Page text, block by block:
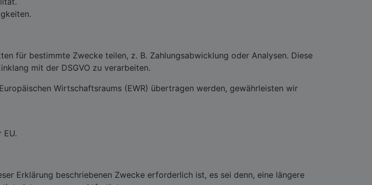
für bestimmte Zwecke teilen, z. B. Zahlungsabwicklung oder Analysen. Diese
mit der DSGVO zu verarbeiten.
Wirtschaftsraums (EWR) übertragen werden, gewährleisten wir
EU.
Erklärung beschriebenen Zwecke erforderlich ist, es sei denn, eine längere